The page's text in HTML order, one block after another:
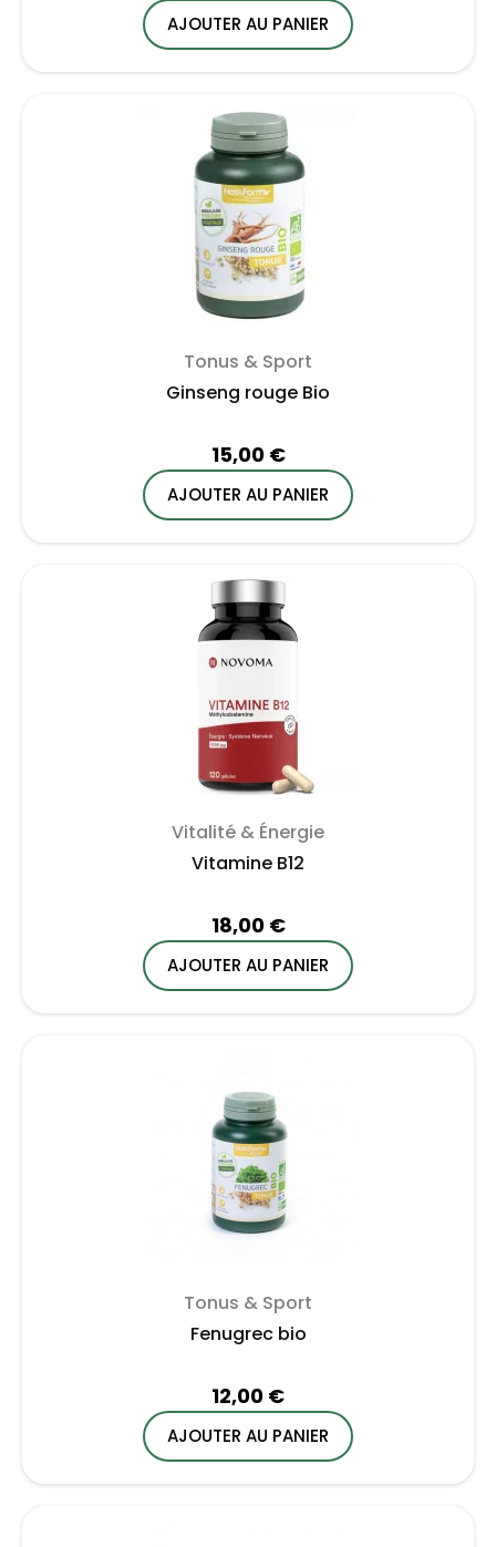
AJOUTER AU PANIER
Tonus & Sport
Ginseng rouge Bio
15,00 €
AJOUTER AU PANIER
Vitalité & Énergie
Vitamine B12
18,00 €
AJOUTER AU PANIER
Tonus & Sport
Fenugrec bio
12,00 €
AJOUTER AU PANIER